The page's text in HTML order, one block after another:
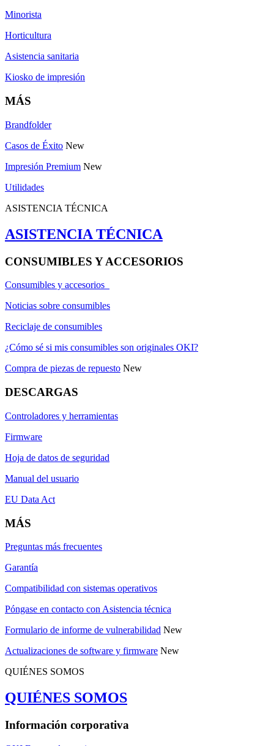
Minorista
Horticultura
Asistencia sanitaria
Kiosko de impresión
MÁS
Brandfolder
Casos de Éxito New
Impresión Premium New
Utilidades
ASISTENCIA TÉCNICA
ASISTENCIA TÉCNICA
CONSUMIBLES Y ACCESORIOS
Consumibles y accesorios
Noticias sobre consumibles
Reciclaje de consumibles
¿Cómo sé si mis consumibles son originales OKI?
Compra de piezas de repuesto New
DESCARGAS
Controladores y herramientas
Firmware
Hoja de datos de seguridad
Manual del usuario
EU Data Act
MÁS
Preguntas más frecuentes
Garantía
Compatibilidad con sistemas operativos
Póngase en contacto con Asistencia técnica
Formulario de informe de vulnerabilidad New
Actualizaciones de software y firmware New
QUIÉNES SOMOS
QUIÉNES SOMOS
Información corporativa